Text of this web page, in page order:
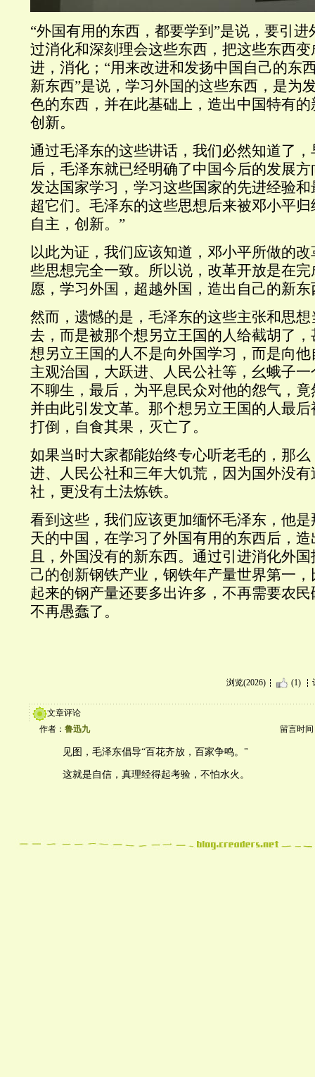
“外国有用的东西，都要学到”是说，要引
过消化和深刻理会这些东西，把这些东西
进，消化；“用来改进和发扬中国自己的东
新东西”是说，学习外国的这些东西，是为
色的东西，并在此基础上，造出中国特有
创新。
通过毛泽东的这些讲话，我们必然知道了，
后，毛泽东就已经明确了中国今后的发展
发达国家学习，学习这些国家的先进经验
超它们。毛泽东的这些思想后来被邓小平
自主，创新。”
以此为证，我们应该知道，邓小平所做的
些思想完全一致。所以说，改革开放是在
愿，学习外国，超越外国，造出自己的新东
然而，遗憾的是，毛泽东的这些主张和思
去，而是被那个想另立王国的人给截胡了
想另立王国的人不是向外国学习，而是向
主观治国，大跃进、人民公社等，幺蛾子
不聊生，最后，为平息民众对他的怨气，竟
并由此引发文革。那个想另立王国的人最
打倒，自食其果，灭亡了。
如果当时大家都能始终专心听老毛的，那
进、人民公社和三年大饥荒，因为国外没
社，更没有土法炼铁。
看到这些，我们应该更加缅怀毛泽东，他
天的中国，在学习了外国有用的东西后，
且，外国没有的新东西。通过引进消化外
己的创新钢铁产业，钢铁年产量世界第一
起来的钢产量还要多出许多，不再需要农
不再愚蠢了。
浏览(2026) (1)
文章评论
作者： 鲁迅九 留言时间
见图，毛泽东倡导“百花齐放，百家争鸣。"
这就是自信，真理经得起考验，不怕水火。